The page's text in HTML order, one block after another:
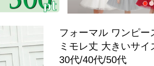
フォーマル ワンピー
ミモレ丈 大きいサ
30代/40代/50代